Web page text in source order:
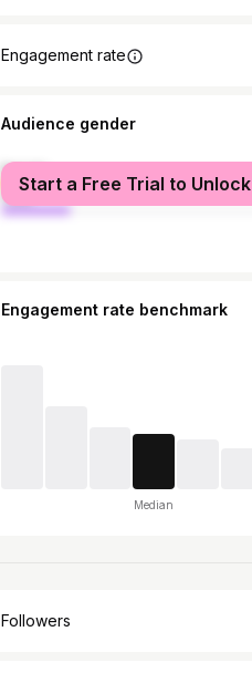
Engagement rate
Audience gender
female
male
Start a Free Trial to Unlock
Engagement rate benchmark
Median
Followers